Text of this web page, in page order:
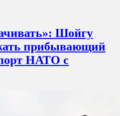
Шойгу
прибывающий
НАТО с